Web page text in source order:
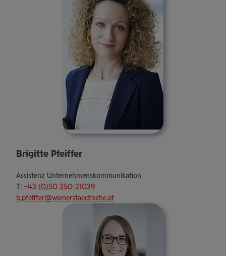
Brigitte Pfeiffer
Assistenz Unternehmenskommunikation
T: +43 (0)50 350-21039
b.pfeiffer@wienerstaedtische.at